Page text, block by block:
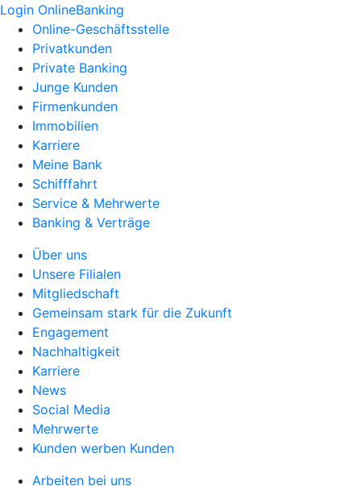
Login OnlineBanking
Online-Geschäftsstelle
Privatkunden
Private Banking
Junge Kunden
Firmenkunden
Immobilien
Karriere
Meine Bank
Schifffahrt
Service & Mehrwerte
Banking & Verträge
Über uns
Unsere Filialen
Mitgliedschaft
Gemeinsam stark für die Zukunft
Engagement
Nachhaltigkeit
Karriere
News
Social Media
Mehrwerte
Kunden werben Kunden
Arbeiten bei uns